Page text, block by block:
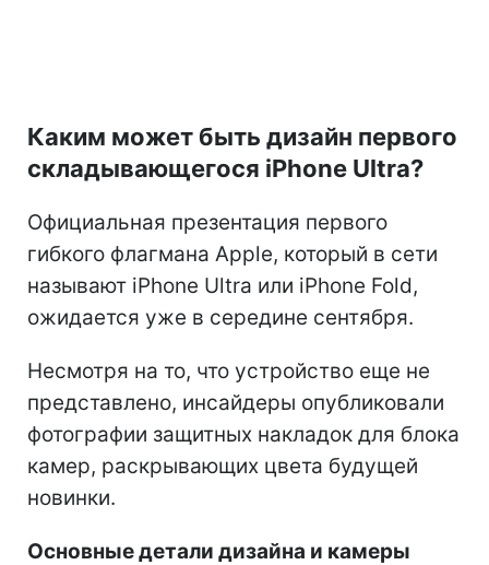
Каким может быть дизайн первого
складывающегося iPhone Ultra?
Официальная презентация первого
гибкого флагмана Apple, который в сети
называют iPhone Ultra или iPhone Fold,
ожидается уже в середине сентября.
Несмотря на то, что устройство еще не
представлено, инсайдеры опубликовали
фотографии защитных накладок для блока
камер, раскрывающих цвета будущей
новинки.
Основные детали дизайна и камеры